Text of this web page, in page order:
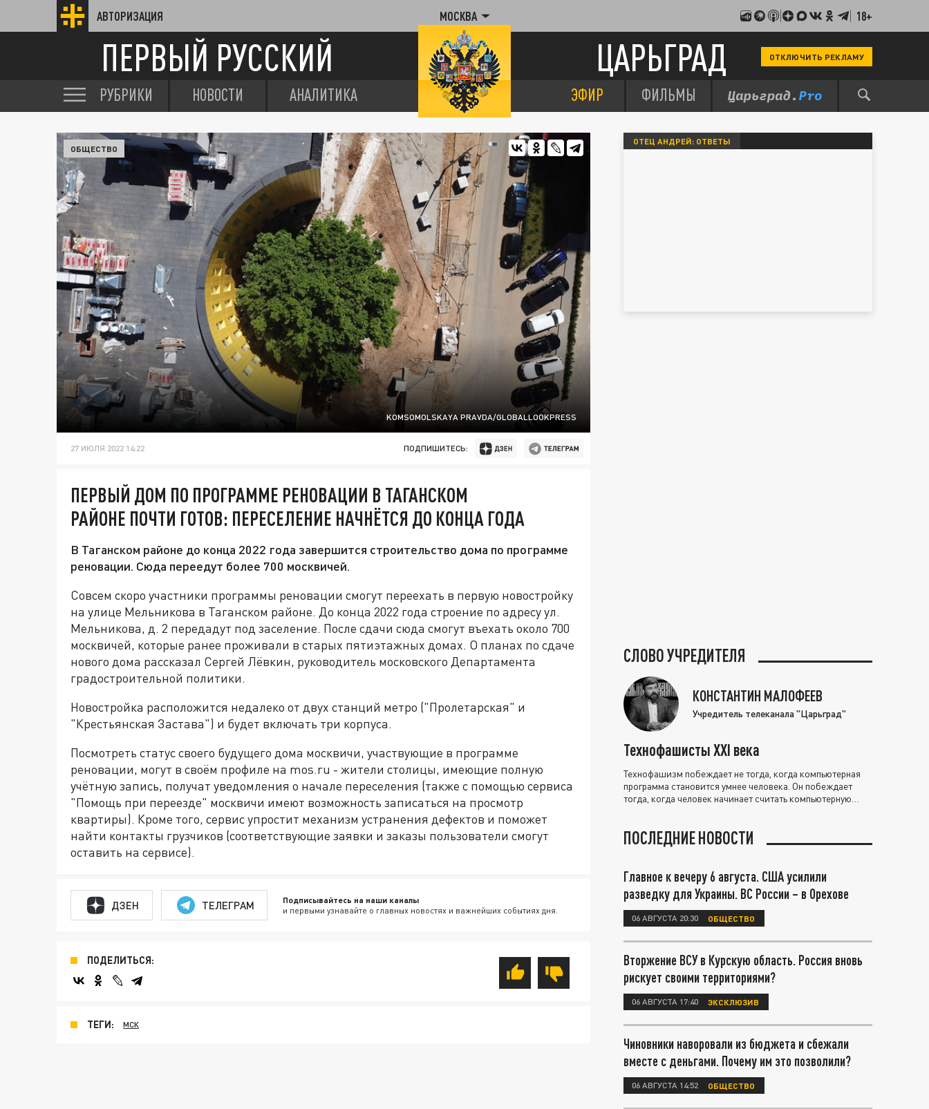
АВТОРИЗАЦИЯ МОСКВА 18+
ПЕРВЫЙ РУССКИЙ ЦАРЬГРАД ОТКЛЮЧИТЬ РЕКЛАМУ
РУБРИКИ НОВОСТИ АНАЛИТИКА ЭФИР ФИЛЬМЫ
KOMSOMOLSKAYA PRAVDA/GLOBALLOOKPRESS
ОБЩЕСТВО
27 ИЮЛЯ 2022 14:22 ПОДПИШИТЕСЬ:
ПЕРВЫЙ ДОМ ПО ПРОГРАММЕ РЕНОВАЦИИ В ТАГАНСКОМ
РАЙОНЕ ПОЧТИ ГОТОВ: ПЕРЕСЕЛЕНИЕ НАЧНЁТСЯ ДО КОНЦА ГОДА
В Таганском районе до конца 2022 года завершится строительство дома по программе
реновации. Сюда переедут более 700 москвичей.
Совсем скоро участники программы реновации смогут переехать в первую новостройку
на улице Мельникова в Таганском районе. До конца 2022 года строение по адресу ул.
Мельникова, д. 2 передадут под заселение. После сдачи сюда смогут въехать около 700
москвичей, которые ранее проживали в старых пятиэтажных домах. О планах по сдаче
нового дома рассказал Сергей Лёвкин, руководитель московского Департамента
градостроительной политики.
Новостройка расположится недалеко от двух станций метро ("Пролетарская" и
"Крестьянская Застава") и будет включать три корпуса.
Посмотреть статус своего будущего дома москвичи, участвующие в программе
реновации, могут в своём профиле на mos.ru - жители столицы, имеющие полную
учётную запись, получат уведомления о начале переселения (также с помощью сервиса
"Помощь при переезде" москвичи имеют возможность записаться на просмотр
квартиры). Кроме того, сервис упростит механизм устранения дефектов и поможет
найти контакты грузчиков (соответствующие заявки и заказы пользователи смогут
оставить на сервисе).
ДЗЕН ТЕЛЕГРАМ Подписывайтесь на наши каналы
и первыми узнавайте о главных новостях и важнейших событиях дня.
ПОДЕЛИТЬСЯ:
ТЕГИ: МСК
ОТЕЦ АНДРЕЙ: ОТВЕТЫ
СЛОВО УЧРЕДИТЕЛЯ
КОНСТАНТИН МАЛОФЕЕВ
Учредитель телеканала "Царьград"
Технофашисты XXI века
Технофашизм побеждает не тогда, когда компьютерная
программа становится умнее человека. Он побеждает
тогда, когда человек начинает считать компьютерную
ПОСЛЕДНИЕ НОВОСТИ
Главное к вечеру 6 августа. США усилили
разведку для Украины. ВС России – в Орехове
06 АВГУСТА 20:30 ОБЩЕСТВО
Вторжение ВСУ в Курскую область. Россия вновь
рискует своими территориями?
06 АВГУСТА 17:40 ЭКСКЛЮЗИВ
Чиновники наворовали из бюджета и сбежали
вместе с деньгами. Почему им это позволили?
06 АВГУСТА 14:52 ОБЩЕСТВО